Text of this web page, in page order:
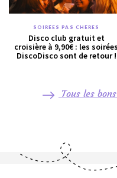
SOIRÉES PAS CHÈRES
Disco club gratuit et
croisière à 9,90€ : les soirées
DiscoDisco sont de retour !
Tous les